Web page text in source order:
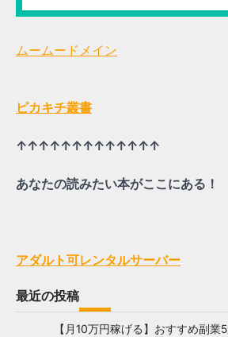
ムームードメイン
ピカキチ叢書
↑↑↑↑↑↑↑↑↑↑↑↑↑
あなたの読みたい本がここにある！
アダルト可レンタルサーバー
最近の投稿
【月10万円稼げる】おすすめ副